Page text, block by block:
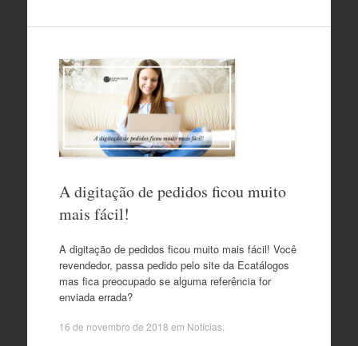
A digitação de pedidos ficou muito
mais fácil!
A digitação de pedidos ficou muito mais fácil! Você
revendedor, passa pedido pelo site da Ecatálogos
mas fica preocupado se alguma referência for
enviada errada?
16 de novembro de 2018 em Notícias.